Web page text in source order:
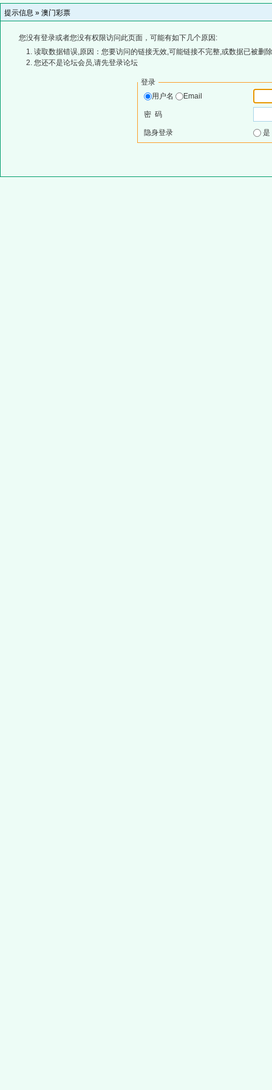
提示信息 » 澳门彩票
您没有登录或者您没有权限访问此页面，可能有如下几个原因:
读取数据错误,原因：您要访问的链接无效,可能链接不完整,或数据已被删
您还不是论坛会员,请先登录论坛
登录
用户名
Email
密 码
隐身登录